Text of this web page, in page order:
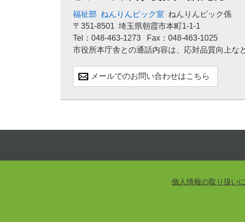
福祉部 ねんりんピック室 ねんりんピック係
〒351-8501 埼玉県朝霞市本町1-1-1
Tel：048-463-1273
Fax：048-463-1025
市役所本庁舎との通話内容は、応対品質向上な
メールでのお問い合わせはこちら
個人情報の取り扱い